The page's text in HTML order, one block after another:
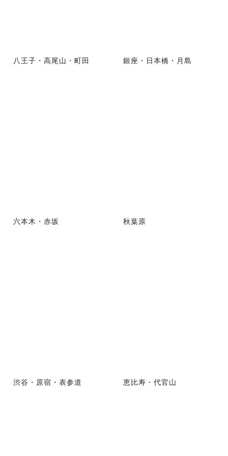
八王子・高尾山・町田 銀座・日本橋・月島
六本木・赤坂 秋葉原
渋谷・原宿・表参道 恵比寿・代官山